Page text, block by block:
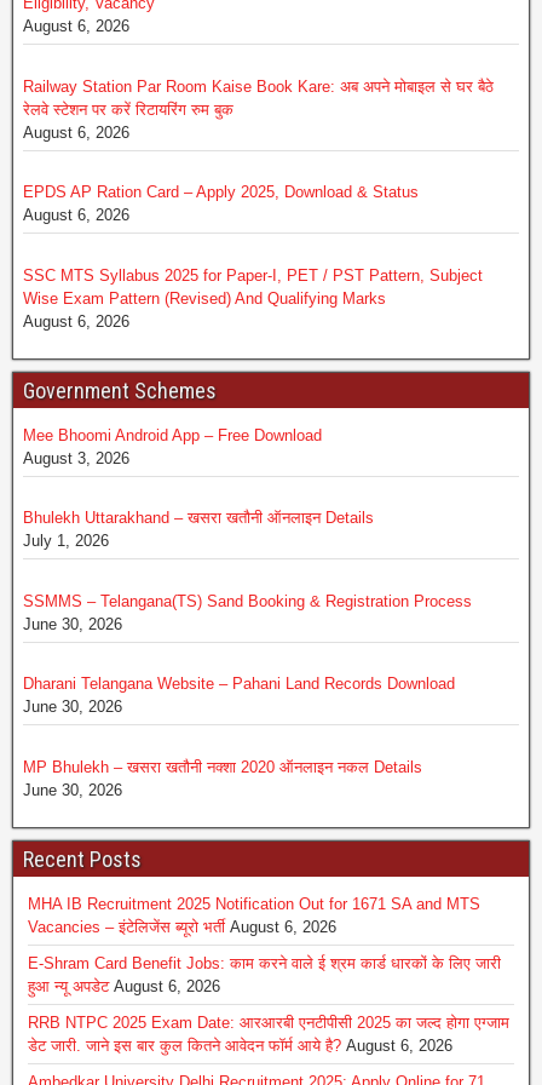
August 6, 2026
Railway Station Par Room Kaise Book Kare: अब अपने मोबाइल से घर बैठे
रेलवे स्टेशन पर करें रिटायरिंग रुम बुक
August 6, 2026
EPDS AP Ration Card – Apply 2025, Download & Status
August 6, 2026
SSC MTS Syllabus 2025 for Paper-I, PET / PST Pattern, Subject
Wise Exam Pattern (Revised) And Qualifying Marks
August 6, 2026
Government Schemes
Mee Bhoomi Android App – Free Download
August 3, 2026
Bhulekh Uttarakhand – खसरा खतौनी ऑनलाइन Details
July 1, 2026
SSMMS – Telangana(TS) Sand Booking & Registration Process
June 30, 2026
Dharani Telangana Website – Pahani Land Records Download
June 30, 2026
MP Bhulekh – खसरा खतौनी नक्शा 2020 ऑनलाइन नकल Details
June 30, 2026
Recent Posts
MHA IB Recruitment 2025 Notification Out for 1671 SA and MTS
Vacancies – इंटेलिजेंस ब्यूरो भर्ती August 6, 2026
E-Shram Card Benefit Jobs: काम करने वाले ई श्रम कार्ड धारकों के लिए जारी
हुआ न्यू अपडेट August 6, 2026
RRB NTPC 2025 Exam Date: आरआरबी एनटीपीसी 2025 का जल्द होगा एग्जाम
डेट जारी. जाने इस बार कुल कितने आवेदन फॉर्म आये है? August 6, 2026